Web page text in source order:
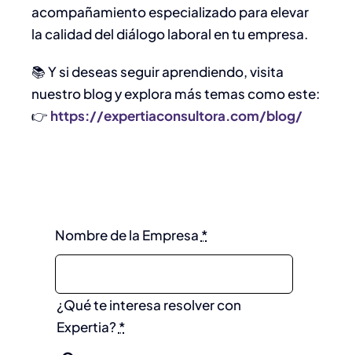
acompañamiento especializado para elevar
la calidad del diálogo laboral en tu empresa.
📚 Y si deseas seguir aprendiendo, visita
nuestro blog y explora más temas como este:
👉 https://expertiaconsultora.com/blog/
Nombre de la Empresa *
¿Qué te interesa resolver con
Expertia? *